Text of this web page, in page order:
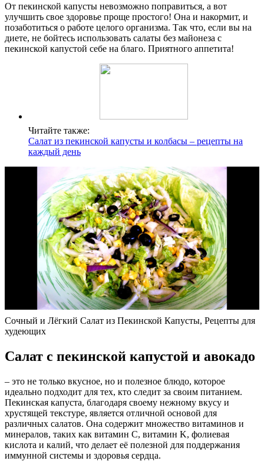
От пекинской капусты невозможно поправиться, а вот
улучшить свое здоровье проще простого! Она и накормит, и
позаботиться о работе целого организма. Так что, если вы на
диете, не бойтесь использовать салаты без майонеза с
пекинской капустой себе на благо. Приятного аппетита!
Читайте также:
Салат из пекинской капусты и колбасы – рецепты на
каждый день
Сочный и Лёгкий Салат из Пекинской Капусты, Рецепты для
худеющих
Салат с пекинской капустой и авокадо
– это не только вкусное, но и полезное блюдо, которое
идеально подходит для тех, кто следит за своим питанием.
Пекинская капуста, благодаря своему нежному вкусу и
хрустящей текстуре, является отличной основой для
различных салатов. Она содержит множество витаминов и
минералов, таких как витамин C, витамин K, фолиевая
кислота и калий, что делает её полезной для поддержания
иммунной системы и здоровья сердца.